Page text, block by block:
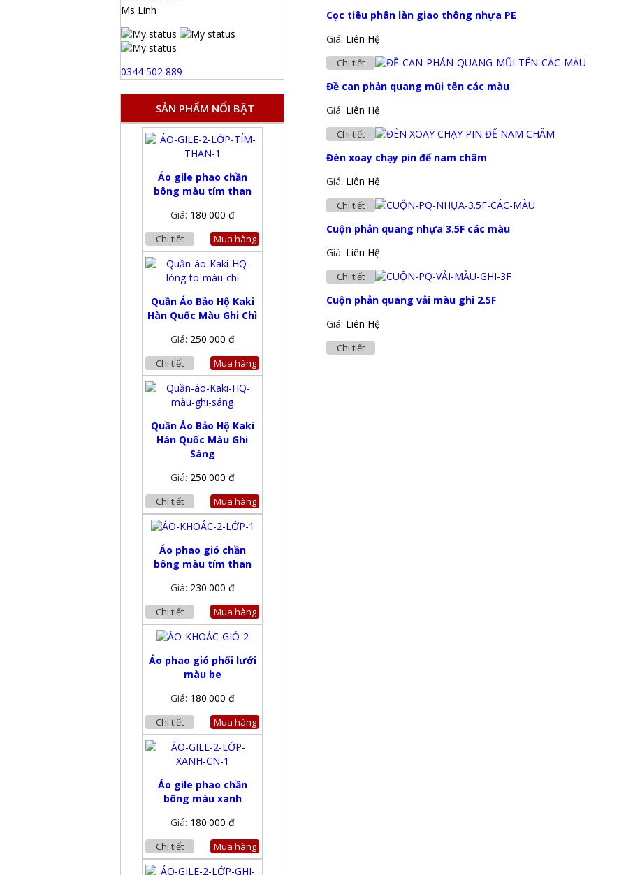
Cọc tiêu phân làn giao thông nhựa PE
Giá: Liên Hệ
Chi tiết
Đề can phản quang mũi tên các màu
Giá: Liên Hệ
Chi tiết
Đèn xoay chạy pin đế nam châm
Giá: Liên Hệ
Chi tiết
Cuộn phản quang nhựa 3.5F các màu
Giá: Liên Hệ
Chi tiết
Cuộn phản quang vải màu ghi 2.5F
Giá: Liên Hệ
Chi tiết
Ms Linh
0344 502 889
SẢN PHẨM NỔI BẬT
Áo gile phao chần
bông màu tím than
Giá: 180.000 đ
Chi tiết Mua hàng
Quần Áo Bảo Hộ Kaki
Hàn Quốc Màu Ghi Chì
Giá: 250.000 đ
Chi tiết Mua hàng
Quần Áo Bảo Hộ Kaki
Hàn Quốc Màu Ghi
Sáng
Giá: 250.000 đ
Chi tiết Mua hàng
Áo phao gió chần
bông màu tím than
Giá: 230.000 đ
Chi tiết Mua hàng
Áo phao gió phối lưới
màu be
Giá: 180.000 đ
Chi tiết Mua hàng
Áo gile phao chần
bông màu xanh
Giá: 180.000 đ
Chi tiết Mua hàng